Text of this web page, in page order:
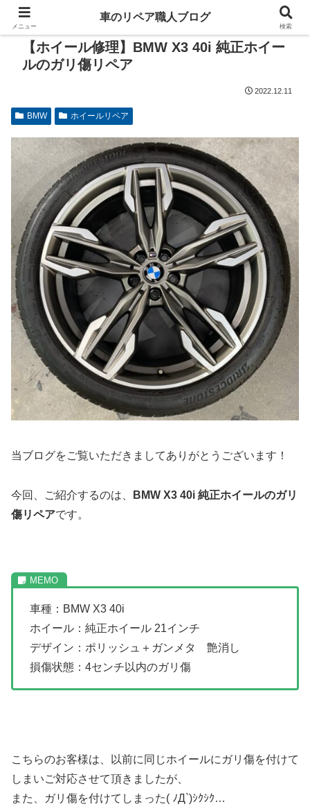
【ホイール修理】BMW X3 40i 純正ホイー
ルのガリ傷リペア
2022.12.11
BMW ホイールリペア
当ブログをご覧いただきましてありがとうございます！
今回、ご紹介するのは、
BMW X3 40i 純正ホイールのガリ
傷リペアです。
車種：BMW X3 40i
ホイール：純正ホイール 21インチ
デザイン：ポリッシュ＋ガンメタ 艶消し
損傷状態：4センチ以内のガリ傷
こちらのお客様は、以前に同じホイールにガリ傷を付けて
しまいご対応させて頂きましたが、
また、ガリ傷を付けてしまった( ﾉД`)ｼｸｼｸ…
メニュー
車のリペア職人ブログ
検索